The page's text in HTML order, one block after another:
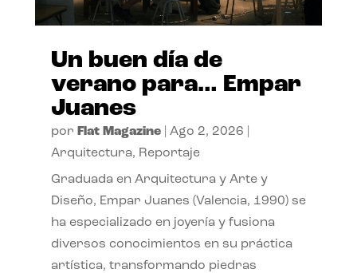
Un buen día de
verano para… Empar
Juanes
por Flat Magazine| Ago 2, 2026
Arquitectura, Reportaje
Graduada en Arquitectura y Arte y
Diseño, Empar Juanes (Valencia, 1990) se
ha especializado en joyería y fusiona
diversos conocimientos en su práctica
artística, transformando piedras